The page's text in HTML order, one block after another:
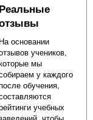
Реальные
На основании
учеников,
мы
у каждого
обучения,
учебных